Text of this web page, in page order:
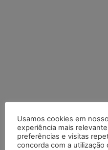
Usamos cookies em
experiência mais
preferências e visitas
concorda com a utilização